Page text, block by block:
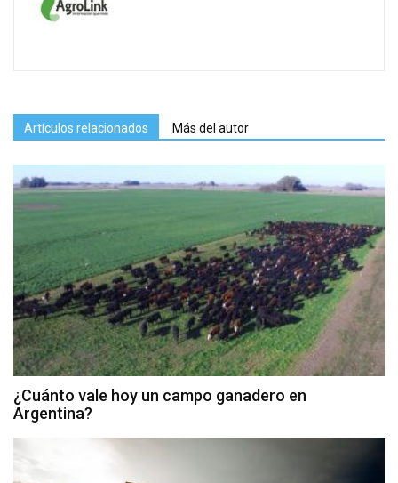
Artículos relacionados Más del autor
¿Cuánto vale hoy un campo ganadero en
Argentina?